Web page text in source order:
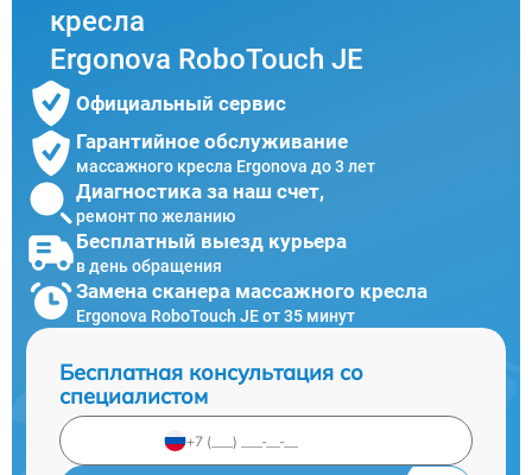
кресла
Ergonova RoboTouch JE
Официальный сервис
Гарантийное обслуживание
массажного кресла Ergonova до 3 лет
Диагностика за наш счет,
ремонт по желанию
Бесплатный выезд курьера
в день обращения
Замена сканера массажного кресла
Ergonova RoboTouch JE от 35 минут
Бесплатная консультация со
специалистом